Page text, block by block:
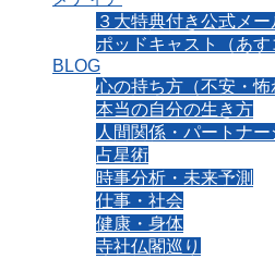
３大特典付き公式メ
ポッドキャスト（あ
BLOG
心の持ち方（不安・怖
本当の自分の生き方
人間関係・パートナ
占星術
時事分析・未来予測
仕事・社会
健康・身体
寺社仏閣巡り